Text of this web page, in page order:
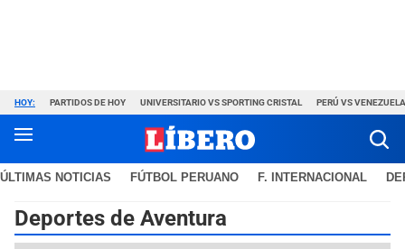
HOY: PARTIDOS DE HOY UNIVERSITARIO VS SPORTING CRISTAL PERÚ VS VENEZUELA
ÚLTIMAS NOTICIAS FÚTBOL PERUANO F. INTERNACIONAL
Deportes de Aventura